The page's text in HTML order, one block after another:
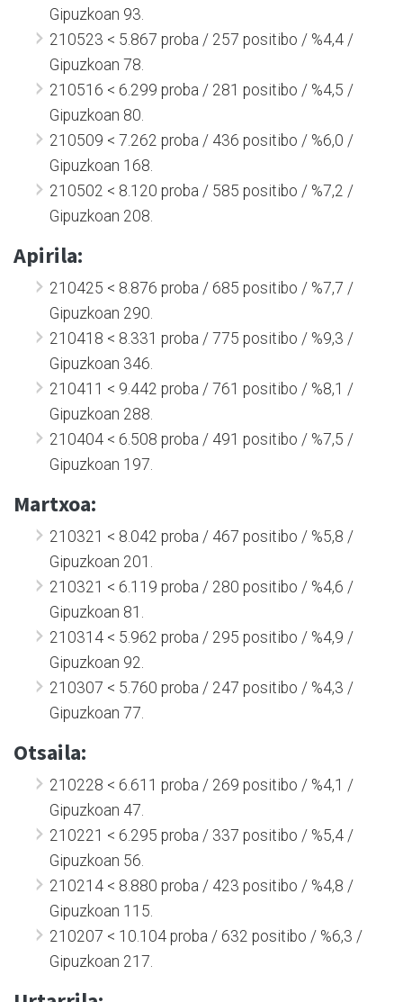
Gipuzkoan 93.
210523 < 5.867 proba / 257 positibo / %4,4 /
Gipuzkoan 78.
210516 < 6.299 proba / 281 positibo / %4,5 /
Gipuzkoan 80.
210509 < 7.262 proba / 436 positibo / %6,0 /
Gipuzkoan 168.
210502 < 8.120 proba / 585 positibo / %7,2 /
Gipuzkoan 208.
Apirila:
210425 < 8.876 proba / 685 positibo / %7,7 /
Gipuzkoan 290.
210418 < 8.331 proba / 775 positibo / %9,3 /
Gipuzkoan 346.
210411 < 9.442 proba / 761 positibo / %8,1 /
Gipuzkoan 288.
210404 < 6.508 proba / 491 positibo / %7,5 /
Gipuzkoan 197.
Martxoa:
210321 < 8.042 proba / 467 positibo / %5,8 /
Gipuzkoan 201.
210321 < 6.119 proba / 280 positibo / %4,6 /
Gipuzkoan 81.
210314 < 5.962 proba / 295 positibo / %4,9 /
Gipuzkoan 92.
210307 < 5.760 proba / 247 positibo / %4,3 /
Gipuzkoan 77.
Otsaila:
210228 < 6.611 proba / 269 positibo / %4,1 /
Gipuzkoan 47.
210221 < 6.295 proba / 337 positibo / %5,4 /
Gipuzkoan 56.
210214 < 8.880 proba / 423 positibo / %4,8 /
Gipuzkoan 115.
210207 < 10.104 proba / 632 positibo / %6,3 /
Gipuzkoan 217.